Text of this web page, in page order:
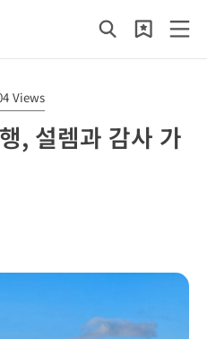
Views
, 설렘과 감사 가